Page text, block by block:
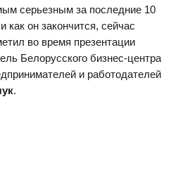
серьезным за последние 10
как он закончится, сейчас
во время презентации
Белорусского бизнес-центра
и работодателей
.